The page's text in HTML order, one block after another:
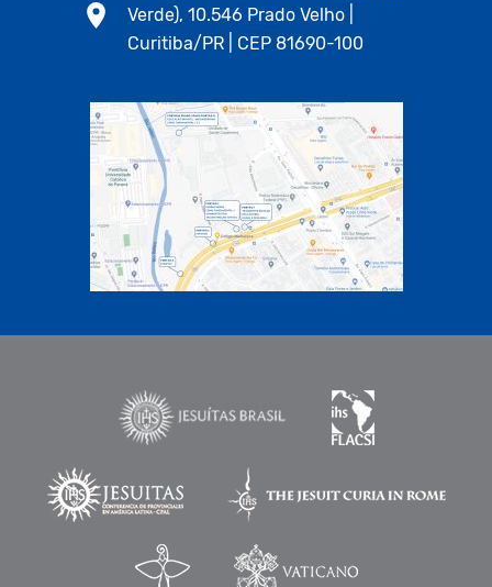
Verde), 10.546 Prado Velho |
Curitiba/PR | CEP 81690-100